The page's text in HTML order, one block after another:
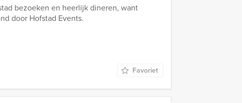
bezoeken en heerlijk dineren, want
door Hofstad Events.
Favoriet